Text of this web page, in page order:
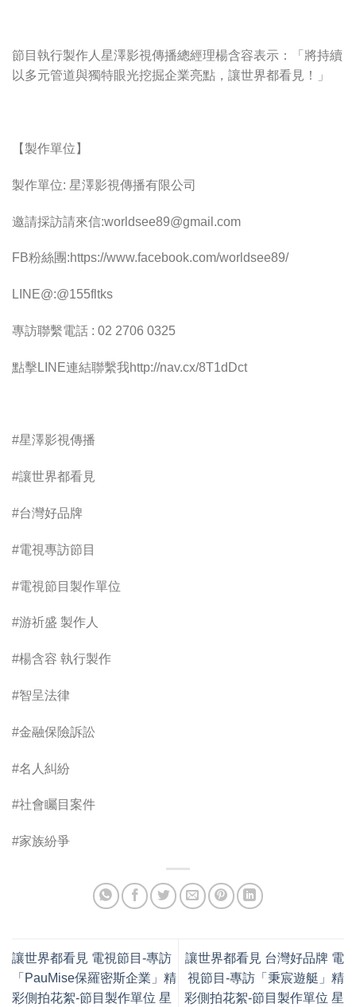
節目執行製作人星澤影視傳播總經理楊含容表示：「將持續
以多元管道與獨特眼光挖掘企業亮點，讓世界都看見！」
【製作單位】
製作單位: 星澤影視傳播有限公司
邀請採訪請來信:worldsee89@gmail.com
FB粉絲團:https://www.facebook.com/worldsee89/
LINE@:@155fltks
專訪聯繫電話 : 02 2706 0325
點擊LINE連結聯繫我http://nav.cx/8T1dDct
#星澤影視傳播
#讓世界都看見
#台灣好品牌
#電視專訪節目
#電視節目製作單位
#游祈盛 製作人
#楊含容 執行製作
#智呈法律
#金融保險訴訟
#名人糾紛
#社會矚目案件
#家族紛爭
讓世界都看見 電視節目-專訪
「PauMise保羅密斯企業」精
彩側拍花絮-節目製作單位 星
讓世界都看見 台灣好品牌 電
視節目-專訪「秉宸遊艇」精
彩側拍花絮-節目製作單位 星